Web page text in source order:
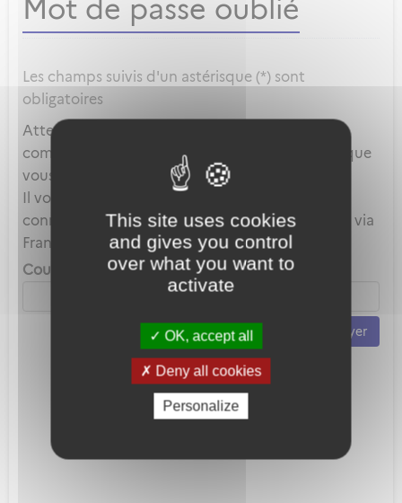
This site uses cookies
and gives you control
over what you want to
activate
OK, accept all
Deny all cookies
Personalize
Mot de passe oublié
Les champs suivis d'un astérisque (*) sont
obligatoires
Attention, ce mot de passe est celui de votre
compte local et en aucun cas celui du compte que
vous utilisez au travers de FranceConnect.
Il vous servira uniquement lorsque vous vous
connecterez avec votre adresse mail plutôt que via
FranceConnect.
Courriel *
Envoyer